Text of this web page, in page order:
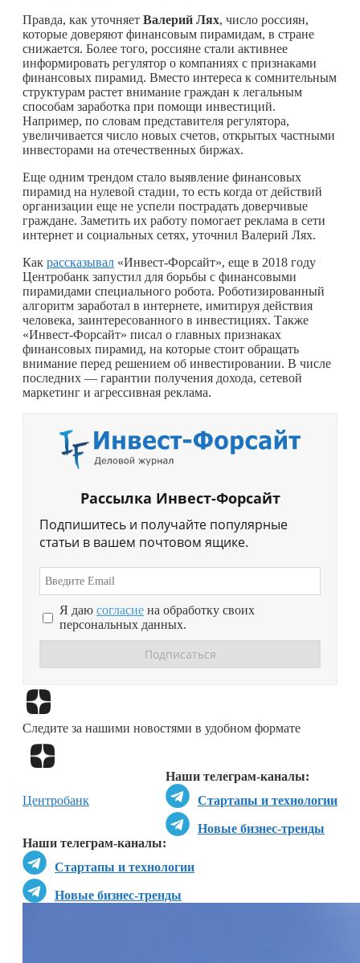
Правда, как уточняет Валерий Лях, число россиян,
которые доверяют финансовым пирамидам, в стране
снижается. Более того, россияне стали активнее
информировать регулятор о компаниях с признаками
финансовых пирамид. Вместо интереса к сомнительным
структурам растет внимание граждан к легальным
способам заработка при помощи инвестиций.
Например, по словам представителя регулятора,
увеличивается число новых счетов, открытых частными
инвесторами на отечественных биржах.
Еще одним трендом стало выявление финансовых
пирамид на нулевой стадии, то есть когда от действий
организации еще не успели пострадать доверчивые
граждане. Заметить их работу помогает реклама в сети
интернет и социальных сетях, уточнил Валерий Лях.
Как рассказывал «Инвест-Форсайт», еще в 2018 году
Центробанк запустил для борьбы с финансовыми
пирамидами специального робота. Роботизированный
алгоритм заработал в интернете, имитируя действия
человека, заинтересованного в инвестициях. Также
«Инвест-Форсайт» писал о главных признаках
финансовых пирамид, на которые стоит обращать
внимание перед решением об инвестировании. В числе
последних — гарантии получения дохода, сетевой
маркетинг и агрессивная реклама.
Рассылка Инвест-Форсайт
Подпишитесь и получайте популярные
статьи в вашем почтовом ящике.
Я даю согласие на обработку своих
персональных данных.
Следите за нашими новостями в удобном формате
Наши телеграм-каналы:
Стартапы и технологии
Новые бизнес-тренды
Наши телеграм-каналы:
Стартапы и технологии
Новые бизнес-тренды
Центробанк